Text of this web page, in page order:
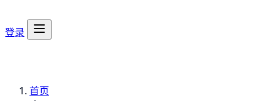
登录
首页